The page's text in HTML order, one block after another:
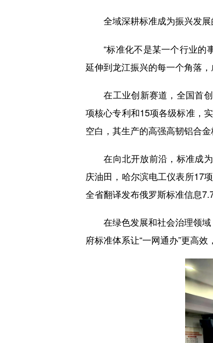
全域深耕标准成为振兴发
“标准化不是某一个行业的
延伸到龙江振兴的每一个角落，
在工业创新赛道，全国首创
项核心专利和15项各级标准，
空白，其生产的高强高韧铝合
在向北开放前沿，标准成为
庆油田，哈尔滨电工仪表所17
全省翻译发布俄罗斯标准信息
在绿色发展和社会治理领域
府标准体系让“一网通办”更高